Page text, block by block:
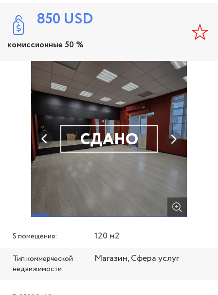
850 USD
комиссионные 50 %
СДАНО
S помещения: 120 м2
Тип коммерческой
недвижимости:
Магазин, Сфера услуг